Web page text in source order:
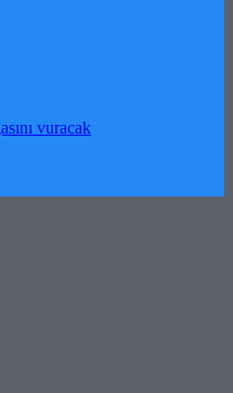
vuracak